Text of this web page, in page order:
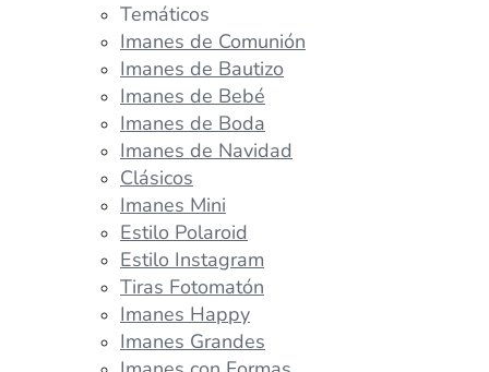
Temáticos
Imanes de Comunión
Imanes de Bautizo
Imanes de Bebé
Imanes de Boda
Imanes de Navidad
Clásicos
Imanes Mini
Estilo Polaroid
Estilo Instagram
Tiras Fotomatón
Imanes Happy
Imanes Grandes